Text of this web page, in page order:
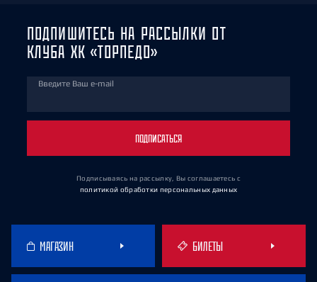
ПОДПИШИТЕСЬ НА РАССЫЛКИ ОТ
КЛУБА ХК «ТОРПЕДО»
Введите Ваш e-mail
ПОДПИСАТЬСЯ
Подписываясь на рассылку, Вы соглашаетесь с
политикой обработки персональных данных
МАГАЗИН БИЛЕТЫ